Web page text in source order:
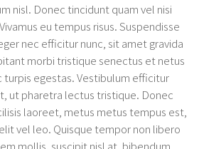
nisl. Donec tincidunt quam vel nisi
eu tempus risus. Suspendisse
nec efficitur nunc, sit amet gravida
morbi tristique senectus et netus
turpis egestas. Vestibulum efficitur
ut pharetra lectus tristique. Donec
laoreet, metus metus tempus est,
vel leo. Quisque tempor non libero
mollis, suscipit nisl at, bibendum